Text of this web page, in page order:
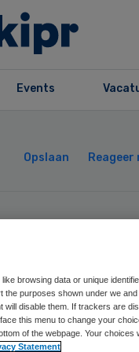
Events
Opslaan Reageer
browsing data or unique
the purposes shown under we
disable them. If trackers are
this menu to change your
of the webpage. Your choices
Statement